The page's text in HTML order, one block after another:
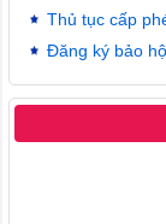
Thủ tục cấp
Đăng ký bảo